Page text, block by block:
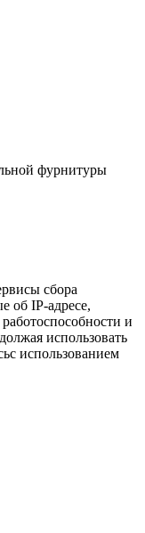
фурнитуры
сбора
об IP-адресе,
и
использовать
использованием